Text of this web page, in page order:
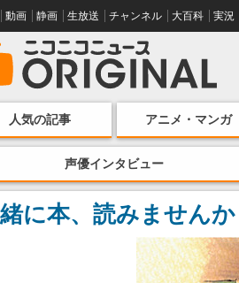
動画 静画 生放送 チャンネル 大百科 実況
人気の記事 アニメ・マンガ
声優インタビュー
に本、読みません